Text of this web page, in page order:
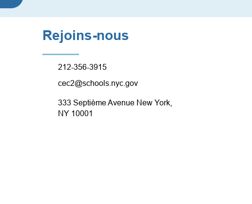
Rejoins-nous
212-356-3915
cec2@schools.nyc.gov
333 Septième Avenue New York,
NY 10001